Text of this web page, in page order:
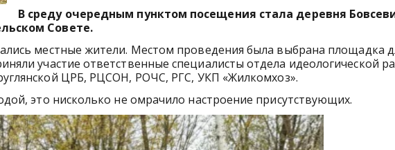
В среду очередным пунктом посещения стала деревня
Совете.
местные жители. Местом проведения была выбрана площадка
участие ответственные специалисты отдела идеологической
ЦРБ, РЦСОН, РОЧС, РГС, УКП «Жилкомхоз».
это нисколько не омрачило настроение присутствующих.